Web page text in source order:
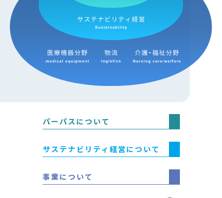
パーパスについて
サステナビリティ経営について
事業について